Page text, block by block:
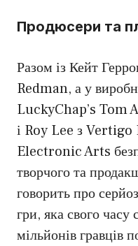
Продюсери та
Разом із Кейт
Redman, а у
LuckyChap’s Tom
і Roy Lee з
Electronic Arts
творчого та
говорить про
гри, яка свого часу
мільйонів гравців